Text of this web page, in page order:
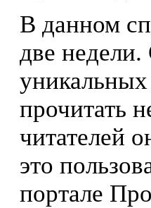
В данном
две недели.
прочитать
читателей
это
портале